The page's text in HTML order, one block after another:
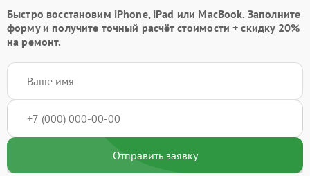
Быстро восстановим iPhone, iPad или MacBook. Заполните
формуи получите точный расчёт стоимости +скидку 20%
на ремонт.
Отправить заявку